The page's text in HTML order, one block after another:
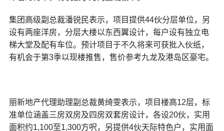
集团高级副总裁潘锐民表示，项目提供44伙分层单位，另
设有两座洋房，分层大楼以东西翼设计，每户设有独立电
梯大堂及配有车位。预计项目于不久将来可获批入伙纸，
有机会于第3季以现楼推售，售价参考九龙及港岛区豪宅。
丽新地产代理助理副总裁黄绮雯表示，项目楼高12层，标
准单位涵盖三房双房及四房双套房设计，各设20伙，实用
面积约1,100至1,300方呎，另提供4伙天际特色户，实用面